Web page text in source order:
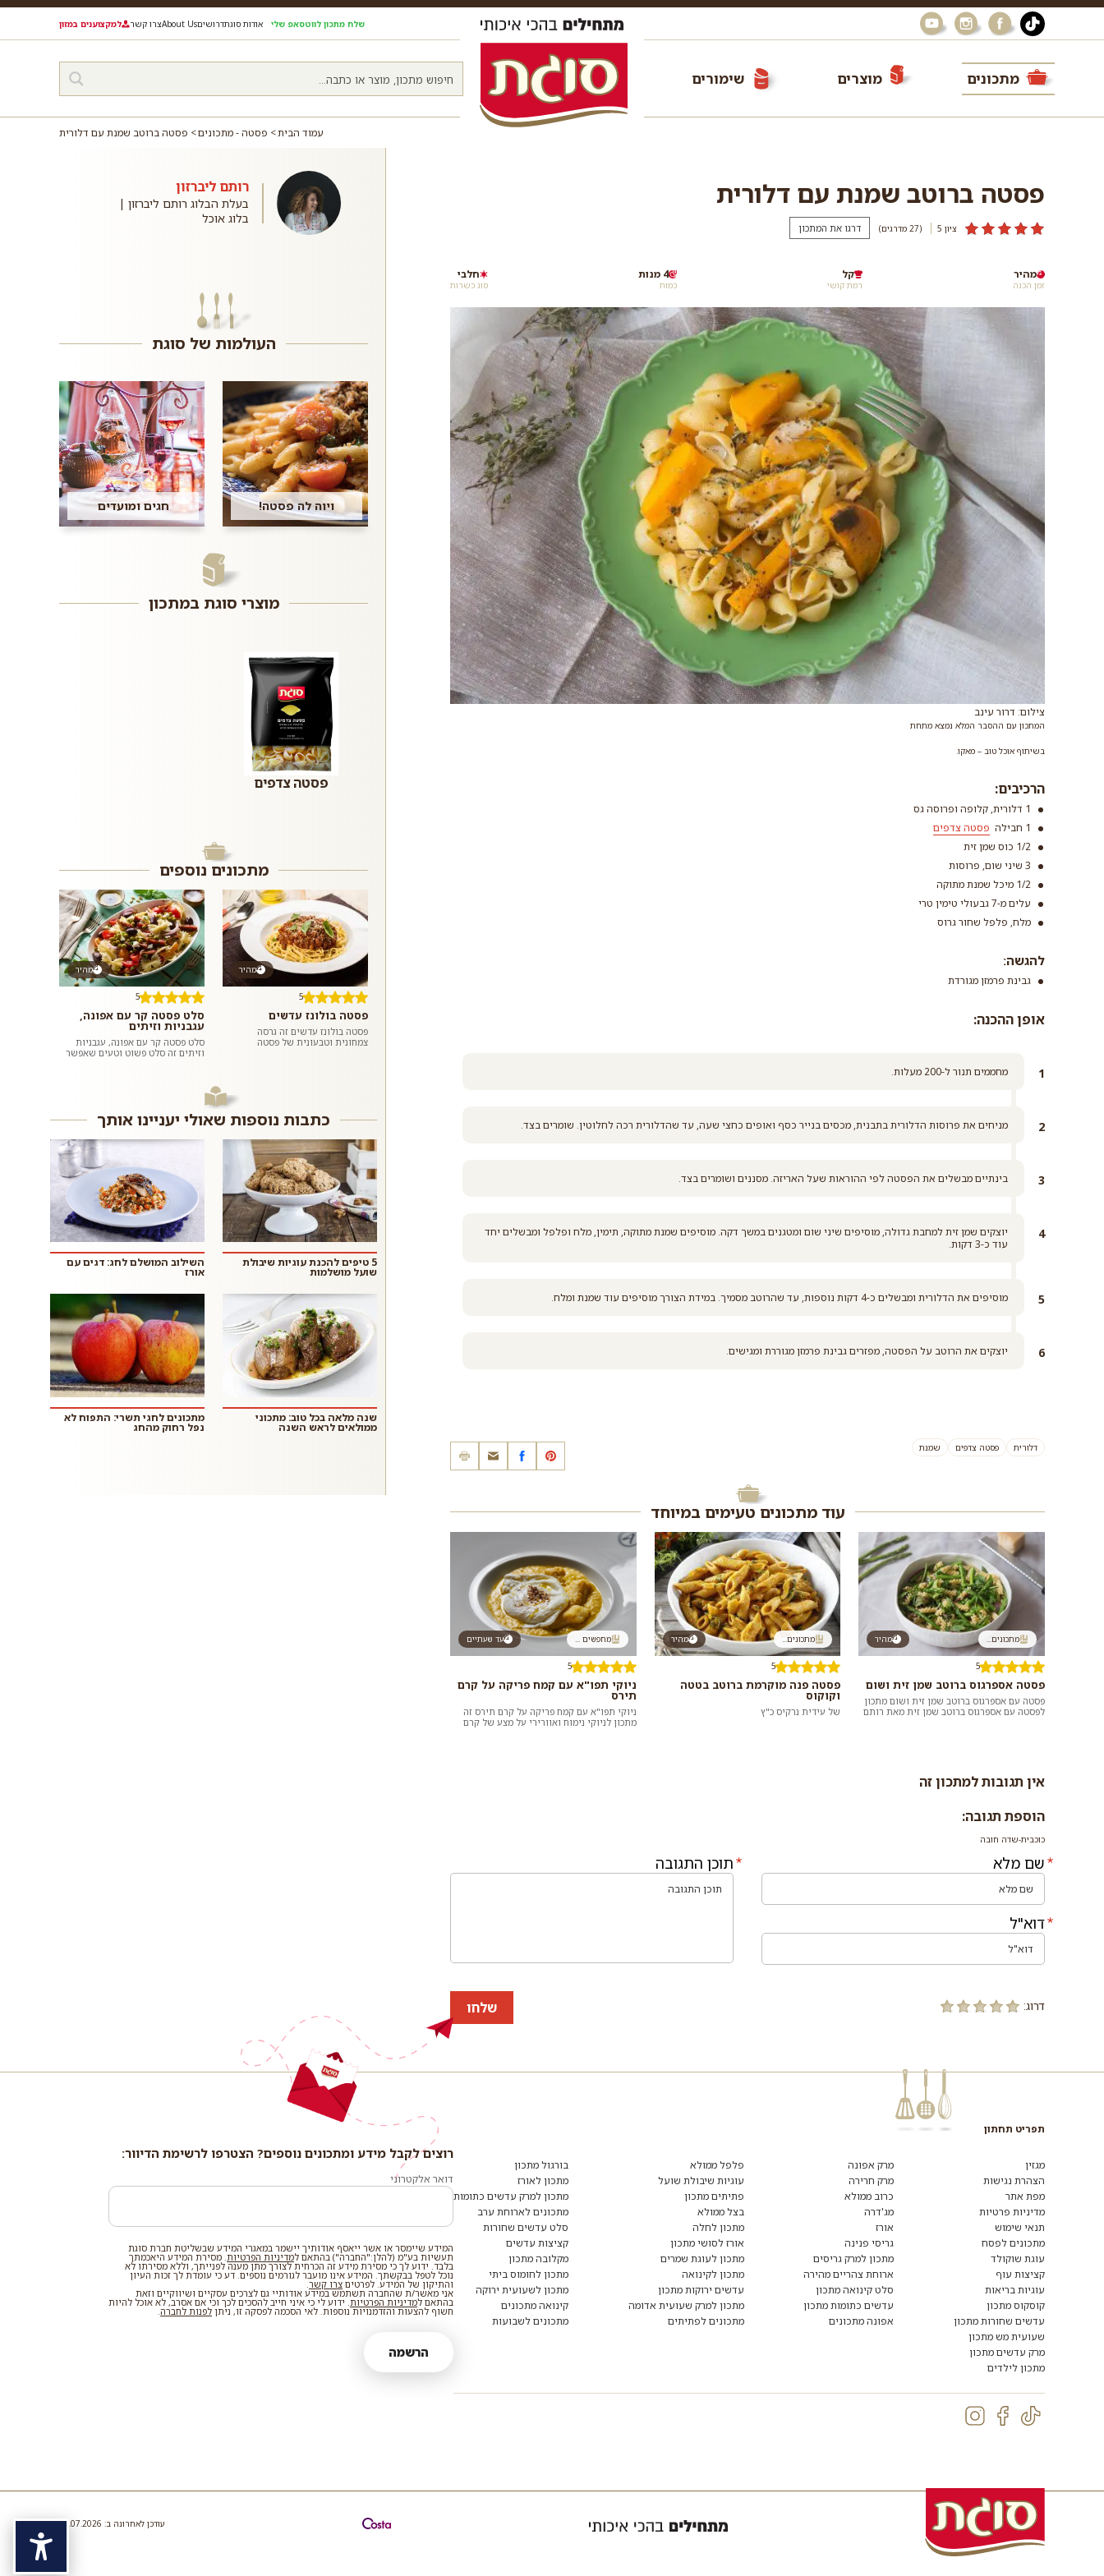
שלח מתכון לווטסאפ שלי אודות סוגתדרושיםAbout Usצרו קשר למקצוענים במזון
מתכונים מוצרים שימורים
עמוד הבית פסטה - מתכונים פסטה ברוטב שמנת עם דלורית
פסטה ברוטב שמנת עם דלורית
ציון 5 (27 מדרגים) דרגו את המתכון
זמן הכנה
מהיר
רמת קושי
קל
כמות
4 מנות
סוג כשרות
חלבי
צילום: דרור עינב
המתכון עם ההסבר המלא נמצא מתחת
בשיתוף אוכל טוב – מאקו.
הרכיבים:
1 דלורית, קלופה ופרוסה גס
1 חבילה
פסטה צדפים
1/2 כוס שמן זית
3 שיני שום, פרוסות
1/2 מיכל שמנת מתוקה
עלים מ-7 גבעולי טימין טרי
מלח, פלפל שחור גרוס
להגשה:
גבינת פרמזן מגורדת
אופן ההכנה:
מחממים תנור ל-200 מעלות.
מניחים את פרוסות הדלורית בתבנית, מכסים בנייר כסף ואופים כחצי שעה, עד שהדלורית רכה לחלוטין. שומרים בצד.
בינתיים מבשלים את הפסטה לפי ההוראות שעל האריזה. מסננים ושומרים בצד.
יוצקים שמן זית למחבת גדולה, מוסיפים שיני שום ומטגנים במשך דקה. מוסיפים שמנת מתוקה, תימין, מלח ופלפל ומבשלים יחד
עוד כ-3 דקות.
מוסיפים את הדלורית ומבשלים כ-4 דקות נוספות, עד שהרוטב מסמיך. במידת הצורך מוסיפים עוד שמנת ומלח.
יוצקים את הרוטב על הפסטה, מפזרים גבינת פרמזן מגוררת ומגישים.
דלורית פסטה צדפים שמנת
עוד מתכונים טעימים במיוחד
מהיר מתכונים...
5
פסטה אספרגוס ברוטב שמן זית ושום
פסטה עם אספרגוס ברוטב שמן זית ושום מתכון
לפסטה עם אספרגוס ברוטב שמן זית מאת רותם
מהיר מתכונים...
5
פסטה פנה מוקרמת ברוטב בטטה
וקוקוס
של עידית נרקיס כ"ץ
עד שעתיים מחפשים ...
5
ניוקי תפו"א עם קמח פריקה על קרם
תירס
ניוקי תפו"א עם קמח פריקה על קרם תירס זה
מתכון לניוקי נימוח ואוורירי על מצע של קרם
אין תגובות למתכון זה
הוספת תגובה:
כוכבית-שדה חובה
שם מלא
דוא"ל
תוכן התגובה
דרוג: שלחו
רותם ליברזון
בעלת הבלוג רותם ליברזון |
בלוג אוכל
העולמות של סוגת
ויוה לה פסטה! חגים ומועדים
מוצרי סוגת במתכון
פסטה צדפים
מתכונים נוספים
מהיר
5
פסטה בולונז עדשים
פסטה בולונז עדשים זה גרסה
צמחונית וטבעונית של פסטה
מהיר
5
סלט פסטה קר עם אפונה,
עגבניות וזיתים
סלט פסטה קר עם אפונה, עגבניות
וזיתים זה סלט פשוט וטעים שאפשר
כתבות נוספות שאולי יעניינו אותך
5 טיפים להכנת עוגיות שיבולת
שועל מושלמות
השילוב המושלם לחג: דגים עם
אורז
שנה מלאה בכל טוב: מתכוני
ממולאים לראש השנה
מתכונים לחגי תשרי: התפוח לא
נפל רחוק מהחג
תפריט תחתון
מגזין
הצהרת נגישות
מפת אתר
מדיניות פרטיות
תנאי שימוש
מתכונים לפסח
עוגת שוקולד
קציצות עוף
עוגיות בריאות
קוסקוס מתכון
עדשים שחורות מתכון
שעועית מש מתכון
מרק עדשים מתכון
מתכון לילדים
מרק אפונה
מרק חרירה
כרוב ממולא
מג'דרה
אורז
גריסי פנינה
מתכון למרק גריסים
ארוחת צהריים מהירה
סלט קינואה מתכון
עדשים כתומות מתכון
אפונה מתכונים
פלפל ממולא
עוגיות שיבולת שועל
פתיתים מתכון
בצל ממולא
מתכון לחלה
אורז לסושי מתכון
מתכון לעוגת שמרים
מתכון לקינואה
עדשים ירוקות מתכון
מתכון למרק שעועית אדומה
מתכונים לפתיתים
בורגול מתכון
מתכון לאורז
מתכון למרק עדשים כתומות
מתכונים לארוחת ערב
סלט עדשים שחורות
קציצות עדשים
מקלובה מתכון
מתכון לחומוס ביתי
מתכון לשעועית ירוקה
קינואה מתכונים
מתכונים לשבועות
רוצים לקבל מידע ומתכונים נוספים? הצטרפו לרשימת הדיוור:
דואר אלקטרוני
המידע שיימסר או אשר ייאסף אודותיך יישמר במאגרי המידע שבשליטת חברת סוגת
תעשיות בע"מ (להלן:"החברה") בהתאם למדיניות הפרטיות . מסירת המידע היאכמתך
בלבד. ידוע לך כי מסירת מידע זה הכרחית לצורך מתן מענה לפנייתך, וללא מסירתו לא
נוכל לטפל בבקשתך. המידע אינו מועבר לגורמים נוספים. דע כי עומדת לך זכות העיון
והתיקון של המידע. לפרטים צרו קשר
אני מאשר/ת שהחברה תשתמש במידע אודותיי גם לצרכים עסקיים ושיווקיים וזאת
בהתאם למדיניות הפרטיות . ידוע לי כי איני חייב להסכים לכך וכי אם אסרב, לא אוכל להיות
חשוף להצעות והזדמנויות נוספות. לאי הסכמה לפסקה זו, ניתן לפנות לחברה
הרשמה
עודכן לאחרונה ב: 19.07.2026